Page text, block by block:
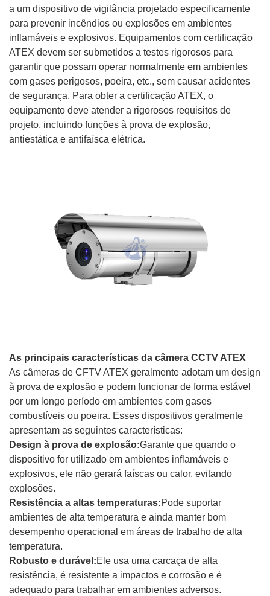
a um dispositivo de vigilância projetado especificamente
para prevenir incêndios ou explosões em ambientes
inflamáveis ​​e explosivos. Equipamentos com certificação
ATEX devem ser submetidos a testes rigorosos para
garantir que possam operar normalmente em ambientes
com gases perigosos, poeira, etc., sem causar acidentes
de segurança. Para obter a certificação ATEX, o
equipamento deve atender a rigorosos requisitos de
projeto, incluindo funções à prova de explosão,
antiestática e antifaísca elétrica.
As principais características da câmera CCTV ATEX
As câmeras de CFTV ATEX geralmente adotam um design
à prova de explosão e podem funcionar de forma estável
por um longo período em ambientes com gases
combustíveis ou poeira. Esses dispositivos geralmente
apresentam as seguintes características:
Design à prova de explosão:Garante que quando o
dispositivo for utilizado em ambientes inflamáveis ​​e
explosivos, ele não gerará faíscas ou calor, evitando
explosões.
Resistência a altas temperaturas:Pode suportar
ambientes de alta temperatura e ainda manter bom
desempenho operacional em áreas de trabalho de alta
temperatura.
Robusto e durável:Ele usa uma carcaça de alta
resistência, é resistente a impactos e corrosão e é
adequado para trabalhar em ambientes adversos.